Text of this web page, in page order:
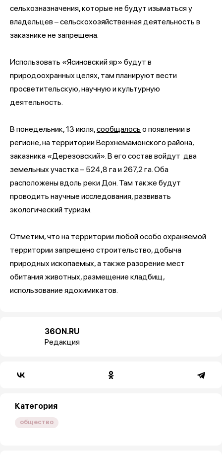
сельхозназначения, которые не будут изыматься у
владельцев – сельскохозяйственная деятельность в
заказнике не запрещена.
Использовать «Ясиновский яр» будут в
природоохранных целях, там планируют вести
просветительскую, научную и культурную
деятельность.
В понедельник, 13 июля,сообщалось о появлении в
регионе, на территории Верхнемамонского района,
заказника «Дерезовский». В его состав войдут два
земельных участка – 524,8 га и 267,2 га. Оба
расположены вдоль реки Дон. Там также будут
проводить научные исследования, развивать
экологический туризм.
Отметим, что на территории любой особо охраняемой
территории запрещено строительство, добыча
природных ископаемых, а также разорение мест
обитания животных, размещение кладбищ,
использование ядохимикатов.
36ON.RU
Редакция
Категория
общество